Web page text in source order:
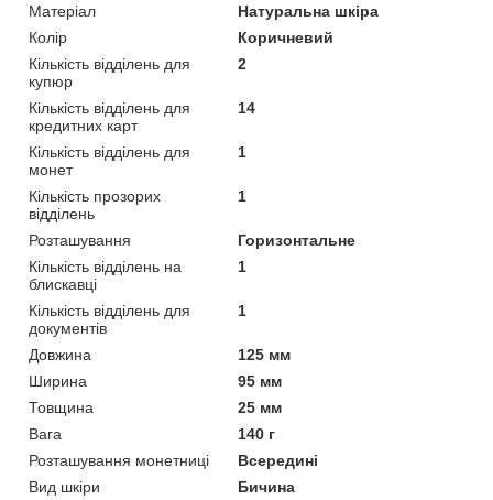
Матеріал
Натуральна шкіра
Колір
Коричневий
Кількість відділень для
купюр
2
Кількість відділень для
кредитних карт
14
Кількість відділень для
монет
1
Кількість прозорих
відділень
1
Розташування
Горизонтальне
Кількість відділень на
блискавці
1
Кількість відділень для
документів
1
Довжина
125 мм
Ширина
95 мм
Товщина
25 мм
Вага
140 г
Розташування монетниці
Всередині
Вид шкіри
Бичина